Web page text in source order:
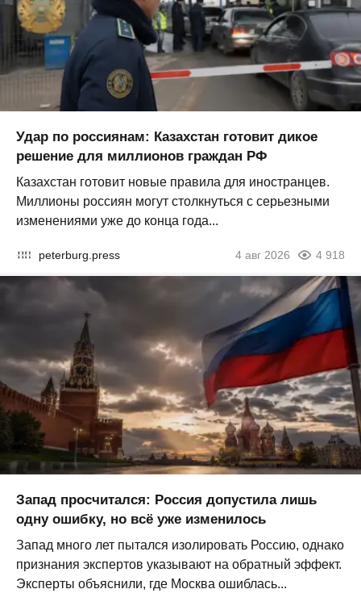
Удар по россиянам: Казахстан готовит дикое
решение для миллионов граждан РФ
Казахстан готовит новые правила для иностранцев.
Миллионы россиян могут столкнуться с серьезными
изменениями уже до конца года...
peterburg.press 4 авг 2026 4 918
Запад просчитался: Россия допустила лишь
одну ошибку, но всё уже изменилось
Запад много лет пытался изолировать Россию, однако
признания экспертов указывают на обратный эффект.
Эксперты объяснили, где Москва ошиблась...